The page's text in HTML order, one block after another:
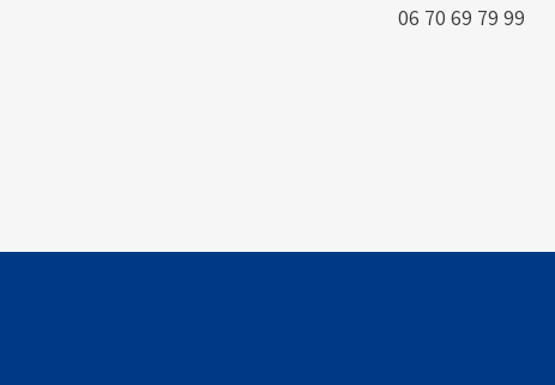
06 70 69 79 99